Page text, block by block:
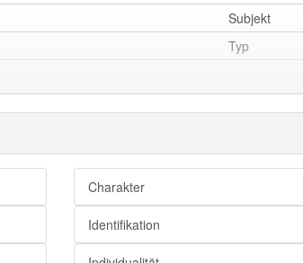
Subjekt
Typ
Charakter
Charakter
Identifikation